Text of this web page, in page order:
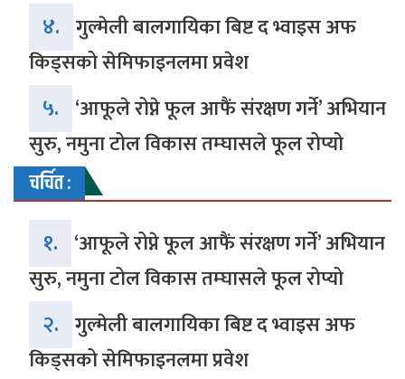
४. गुल्मेली बालगायिका बिष्ट द भ्वाइस अफ
किड्सको सेमिफाइनलमा प्रवेश
५. ‘आफूले रोप्ने फूल आफैं संरक्षण गर्ने’ अभियान
सुरु, नमुना टोल विकास तम्घासले फूल रोप्यो
चर्चित :
१. ‘आफूले रोप्ने फूल आफैं संरक्षण गर्ने’ अभियान
सुरु, नमुना टोल विकास तम्घासले फूल रोप्यो
२. गुल्मेली बालगायिका बिष्ट द भ्वाइस अफ
किड्सको सेमिफाइनलमा प्रवेश